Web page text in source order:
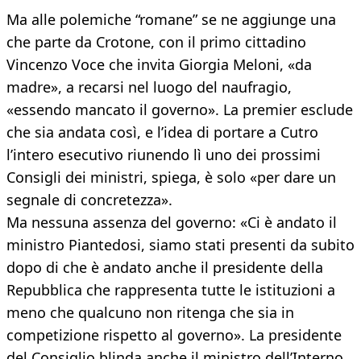
Ma alle polemiche “romane” se ne aggiunge una
che parte da Crotone, con il primo cittadino
Vincenzo Voce che invita Giorgia Meloni, «da
madre», a recarsi nel luogo del naufragio,
«essendo mancato il governo». La premier esclude
che sia andata così, e l’idea di portare a Cutro
l’intero esecutivo riunendo lì uno dei prossimi
Consigli dei ministri, spiega, è solo «per dare un
segnale di concretezza».
Ma nessuna assenza del governo: «Ci è andato il
ministro Piantedosi, siamo stati presenti da subito
dopo di che è andato anche il presidente della
Repubblica che rappresenta tutte le istituzioni a
meno che qualcuno non ritenga che sia in
competizione rispetto al governo». La presidente